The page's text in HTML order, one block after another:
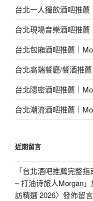
台北一人獨飲酒吧推
台北現場音樂酒吧推
台北包廂酒吧推薦｜
台北高端餐廳/餐酒推
台北隱密酒吧推薦｜
台北潮流酒吧推薦｜
近期留言
「台北酒吧推薦完整指
– 打油诗旅人Morgan
訪精選 2026〉發佈留言